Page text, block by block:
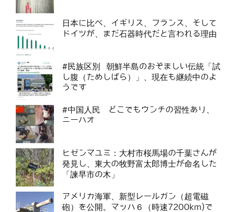
日本に比べ、イギリス、フランス、そして
ドイツが、まだ石器時代だと言われる理由
#民族区別 朝鮮半島のおぞましい伝統「試
し腹（ためしばら）」、現在も継続中のよ
うです
#中国人民 どこでもウンチの習性あり、
ニーハオ
ヒゼンマユミ：大村市桜馬場の千葉さんが
発見し、東大の牧野富太郎博士が命名した
「諫早市の木」
アメリカ海軍、新型レールガン（超電磁
砲）を公開。マッハ６（時速7200km)で